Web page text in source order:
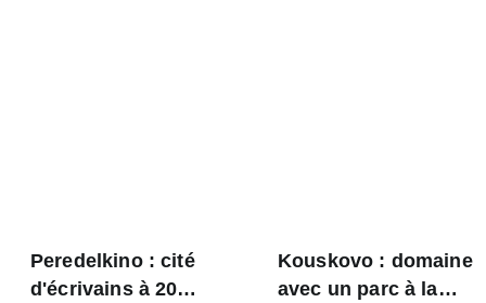
Peredelkino : cité
d'écrivains à 20
Kouskovo : domaine
avec un parc à la